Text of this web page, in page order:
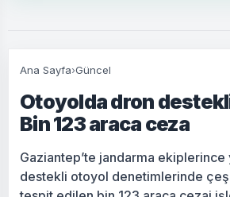
Ana Sayfa›Güncel
Otoyolda dron
Bin 123 araca ceza
Gaziantep’te jandarma ekiplerince
destekli otoyol denetimlerinde